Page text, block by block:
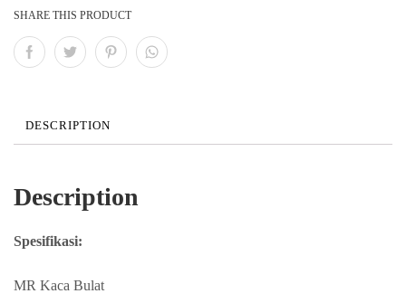
SHARE THIS PRODUCT
DESCRIPTION
Description
Spesifikasi:
MR Kaca Bulat